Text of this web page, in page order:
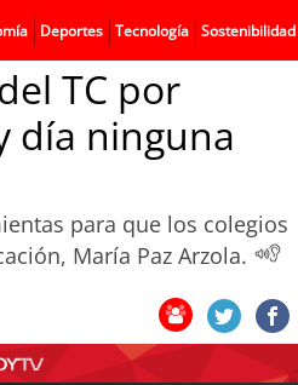
Deportes Tecnología Sostenibilidad
TC por
día ninguna
para que los colegios
María Paz Arzola.